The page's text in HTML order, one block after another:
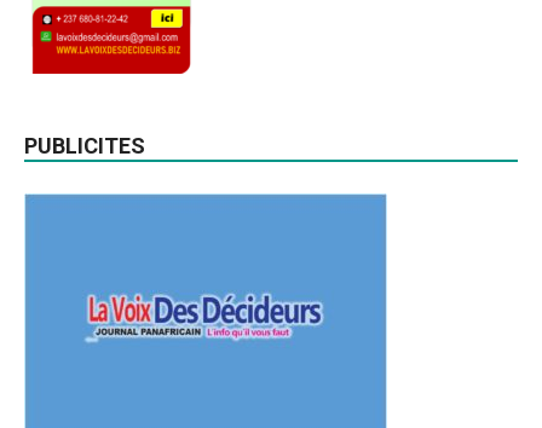
PUBLICITES